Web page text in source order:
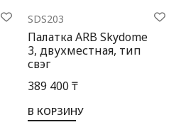
SDS203
Палатка ARB Skydome
3, двухместная, тип
свэг
389 400 ₸
В КОРЗИНУ